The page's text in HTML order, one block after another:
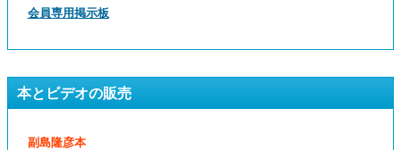
会員専用掲示板
本とビデオの販売
副島隆彦本